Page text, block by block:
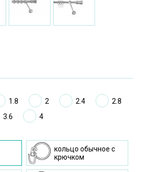
1.8 2 2.4
2.8
3.6 4
кольцо oбычное c
крючком